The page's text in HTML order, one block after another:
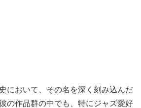
において、その名を深く刻み込んだ
の作品群の中でも、特にジャズ愛好